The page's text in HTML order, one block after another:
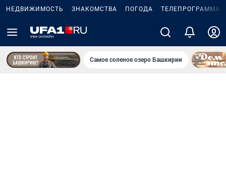
НЕДВИЖИМОСТЬ ЗНАКОМСТВА ПОГОДА ТЕЛЕПРОГРАММА
Самое соленое озеро Башкирии